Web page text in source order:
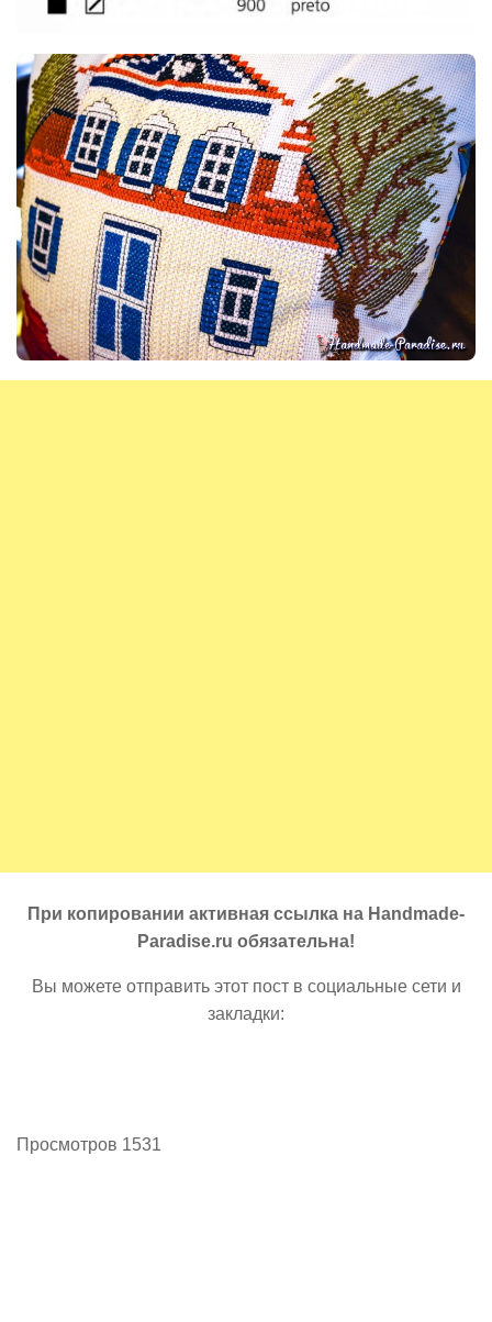
При копировании активная ссылка на Handmade-
Paradise.ru обязательна!
Вы можете отправить этот пост в социальные сети и
закладки:
Просмотров 1531